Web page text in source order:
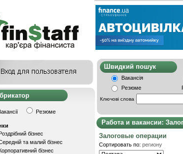
Резюме
бізнес
та малий бізнес
бізнес
Швидкий
Вакансія
Резюме
Ключові слова
Работа и вакансии:
Залоговые операции
Сортировать по: региону